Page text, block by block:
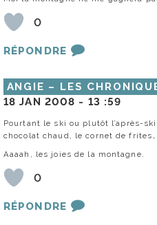
0
RÉPONDRE
ANGIE – LES
18 JAN 2008 - 13 :59
Pourtant le ski ou plutôt l’après-
chocolat chaud, le cornet de frites…
Aaaah, les joies de la montagne.
0
RÉPONDRE